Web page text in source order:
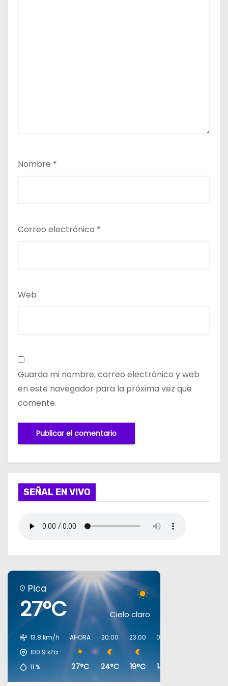
Nombre *
Correo electrónico *
Web
Guarda mi nombre, correo electrónico y web
en este navegador para la próxima vez que
comente.
SEÑAL EN VIVO
Pica
27°C Cielo claro
13.8 km/h
100.9 kPa
11 %
AHORA
27°C
20:00
24°C
23:00
19°C
02:00
14°C